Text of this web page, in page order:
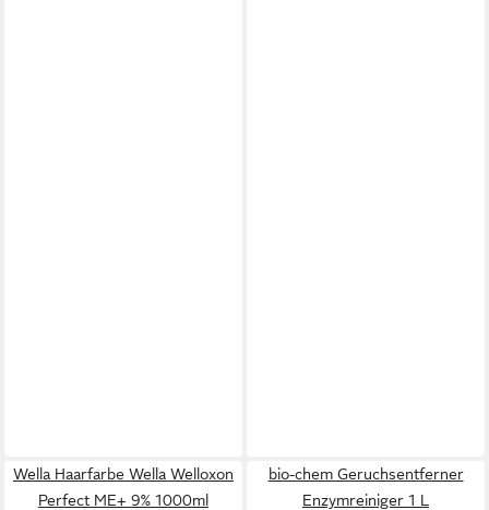
Wella Haarfarbe Wella Welloxon
Perfect ME+ 9% 1000ml
bio-chem Geruchsentferner
Enzymreiniger 1 L